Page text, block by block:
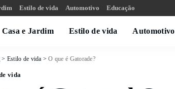
Estilo de vida Automotivo Educação
Casa e Jardim Estilo de vida Automotivo
> Estilo de vida >O que é Gatorade?
vida